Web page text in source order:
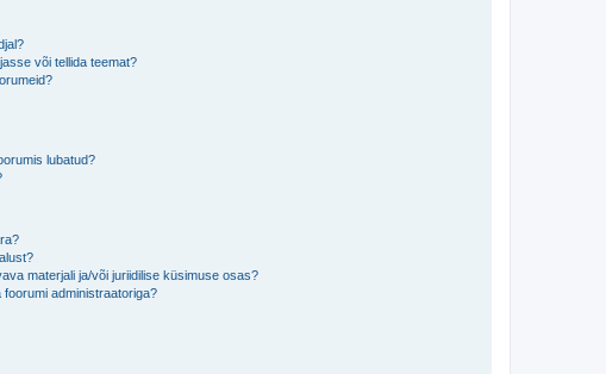
või tellida teemat?
lubatud?
materjali ja/või juriidilise küsimuse osas?
administraatoriga?